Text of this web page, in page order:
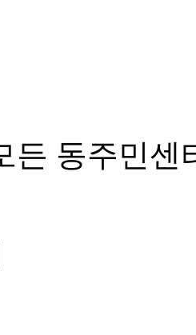
든 동주민센